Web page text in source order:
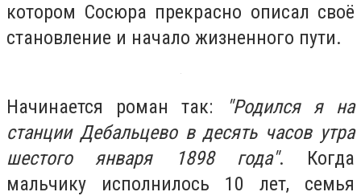
котором Сосюра прекрасно описал своё
становление и начало жизненного пути.
Начинается роман так:
"Родился я на
станции Дебальцево в десять часов утра
шестого января 1898 года". Когда
мальчику исполнилось 10 лет, семья